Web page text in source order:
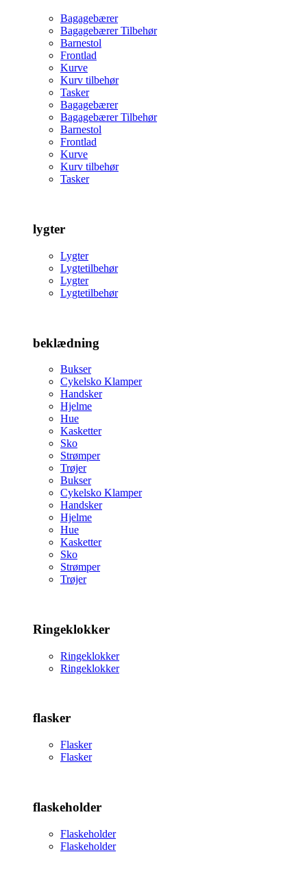
Bagagebærer
Bagagebærer Tilbehør
Barnestol
Frontlad
Kurve
Kurv tilbehør
Tasker
Bagagebærer
Bagagebærer Tilbehør
Barnestol
Frontlad
Kurve
Kurv tilbehør
Tasker
lygter
Lygter
Lygtetilbehør
Lygter
Lygtetilbehør
beklædning
Bukser
Cykelsko Klamper
Handsker
Hjelme
Hue
Kasketter
Sko
Strømper
Trøjer
Bukser
Cykelsko Klamper
Handsker
Hjelme
Hue
Kasketter
Sko
Strømper
Trøjer
Ringeklokker
Ringeklokker
Ringeklokker
flasker
Flasker
Flasker
flaskeholder
Flaskeholder
Flaskeholder